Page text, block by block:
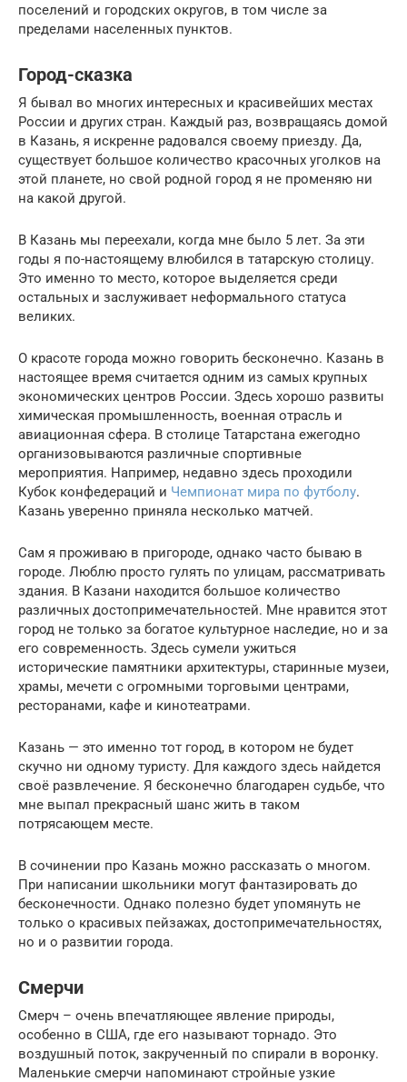
поселений и городских округов, в том числе за
пределами населенных пунктов.
Город-сказка
Я бывал во многих интересных и красивейших местах
России и других стран. Каждый раз, возвращаясь домой
в Казань, я искренне радовался своему приезду. Да,
существует большое количество красочных уголков на
этой планете, но свой родной город я не променяю ни
на какой другой.
В Казань мы переехали, когда мне было 5 лет. За эти
годы я по-настоящему влюбился в татарскую столицу.
Это именно то место, которое выделяется среди
остальных и заслуживает неформального статуса
великих.
О красоте города можно говорить бесконечно. Казань в
настоящее время считается одним из самых крупных
экономических центров России. Здесь хорошо развиты
химическая промышленность, военная отрасль и
авиационная сфера. В столице Татарстана ежегодно
организовываются различные спортивные
мероприятия. Например, недавно здесь проходили
Кубок конфедераций и Чемпионат мира по футболу.
Казань уверенно приняла несколько матчей.
Сам я проживаю в пригороде, однако часто бываю в
городе. Люблю просто гулять по улицам, рассматривать
здания. В Казани находится большое количество
различных достопримечательностей. Мне нравится этот
город не только за богатое культурное наследие, но и за
его современность. Здесь сумели ужиться
исторические памятники архитектуры, старинные музеи,
храмы, мечети с огромными торговыми центрами,
ресторанами, кафе и кинотеатрами.
Казань — это именно тот город, в котором не будет
скучно ни одному туристу. Для каждого здесь найдется
своё развлечение. Я бесконечно благодарен судьбе, что
мне выпал прекрасный шанс жить в таком
потрясающем месте.
В сочинении про Казань можно рассказать о многом.
При написании школьники могут фантазировать до
бесконечности. Однако полезно будет упомянуть не
только о красивых пейзажах, достопримечательностях,
но и о развитии города.
Смерчи
Смерч – очень впечатляющее явление природы,
особенно в США, где его называют торнадо. Это
воздушный поток, закрученный по спирали в воронку.
Маленькие смерчи напоминают стройные узкие